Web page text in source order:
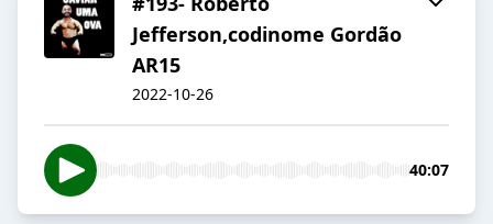
Jefferson,codinome Gordão
AR15
2022-10-26
40:07